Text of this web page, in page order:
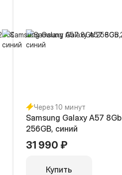
Через 10 минут
Samsung Galaxy A57 8Gb
256GB, синий
31 990 ₽
Купить